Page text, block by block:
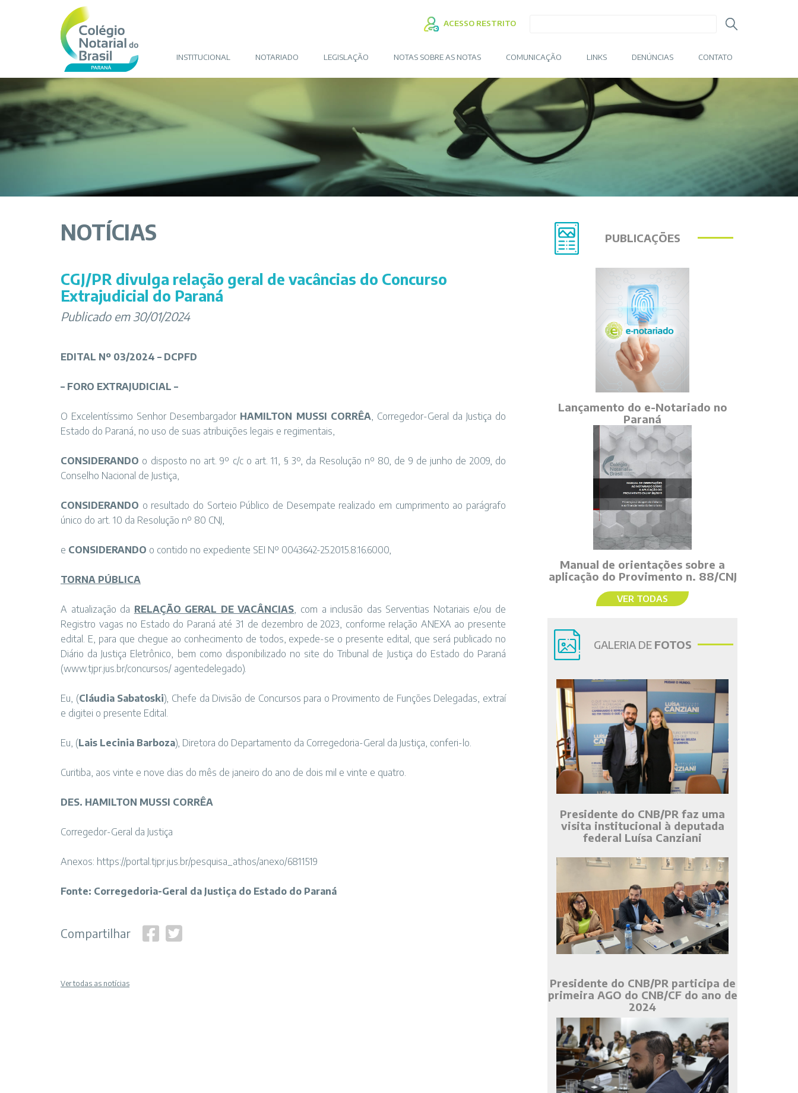
ACESSO RESTRITO
INSTITUCIONAL NOTARIADO LEGISLAÇÃO NOTAS SOBRE AS NOTAS COMUNICAÇÃO LINKS DENÚNCIAS CONTATO
NOTÍCIAS
CGJ/PR divulga relação geral de vacâncias do Concurso
Extrajudicial do Paraná
Publicado em 30/01/2024
EDITAL Nº 03/2024 – DCPFD
– FORO EXTRAJUDICIAL –
O Excelentíssimo Senhor Desembargador HAMILTON MUSSI CORRÊA, Corregedor-Geral da Justiça do
Estado do Paraná, no uso de suas atribuições legais e regimentais,
CONSIDERANDO o disposto no art. 9º c/c o art. 11, § 3º, da Resolução nº 80, de 9 de junho de 2009, do
Conselho Nacional de Justiça,
CONSIDERANDO o resultado do Sorteio Público de Desempate realizado em cumprimento ao parágrafo
único do art. 10 da Resolução nº 80 CNJ,
e CONSIDERANDO o contido no expediente SEI Nº 0043642-25.2015.8.16.6000,
TORNA PÚBLICA
A atualização da RELAÇÃO GERAL DE VACÂNCIAS, com a inclusão das Serventias Notariais e/ou de
Registro vagas no Estado do Paraná até 31 de dezembro de 2023, conforme relação ANEXA ao presente
edital. E, para que chegue ao conhecimento de todos, expede-se o presente edital, que será publicado no
Diário da Justiça Eletrônico, bem como disponibilizado no site do Tribunal de Justiça do Estado do Paraná
(www.tjpr.jus.br/concursos/ agentedelegado).
Eu, (Cláudia Sabatoski), Chefe da Divisão de Concursos para o Provimento de Funções Delegadas, extraí
e digitei o presente Edital.
Eu, (Lais Lecinia Barboza), Diretora do Departamento da Corregedoria-Geral da Justiça, conferi-lo.
Curitiba, aos vinte e nove dias do mês de janeiro do ano de dois mil e vinte e quatro.
DES. HAMILTON MUSSI CORRÊA
Corregedor-Geral da Justiça
Anexos: https://portal.tjpr.jus.br/pesquisa_athos/anexo/6811519
Fonte: Corregedoria-Geral da Justiça do Estado do Paraná
Compartilhar
Ver todas as notícias
PUBLICAÇÕES
Lançamento do e-Notariado no
Paraná
Manual de orientações sobre a
aplicação do Provimento n. 88/CNJ
VER TODAS
GALERIA DE FOTOS
Presidente do CNB/PR faz uma
visita institucional à deputada
federal Luísa Canziani
Presidente do CNB/PR participa de
primeira AGO do CNB/CF do ano de
2024